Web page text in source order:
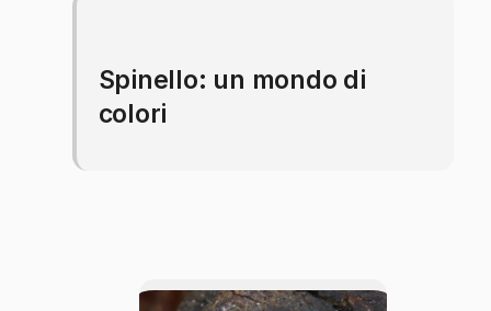
Spinello: un mondo di
colori